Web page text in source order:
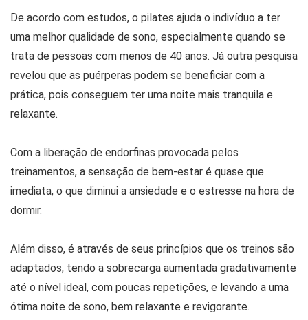
De acordo com estudos, o pilates ajuda o indivíduo a ter
uma melhor qualidade de sono, especialmente quando se
trata de pessoas com menos de 40 anos. Já outra pesquisa
revelou que as puérperas podem se beneficiar com a
prática, pois conseguem ter uma noite mais tranquila e
relaxante.
Com a liberação de endorfinas provocada pelos
treinamentos, a sensação de bem-estar é quase que
imediata, o que diminui a ansiedade e o estresse na hora de
dormir.
Além disso, é através de seus princípios que os treinos são
adaptados, tendo a sobrecarga aumentada gradativamente
até o nível ideal, com poucas repetições, e levando a uma
ótima noite de sono, bem relaxante e revigorante.